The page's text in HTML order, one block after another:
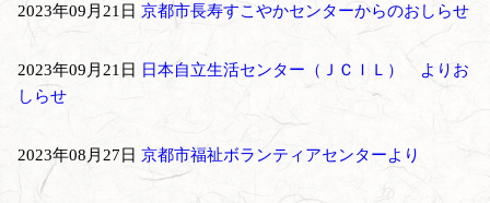
2023年09月21日 京都市長寿すこやかセンターからのおしらせ
2023年09月21日
日本自立生活センター（ＪＣＩＬ） よりお
しらせ
2023年08月27日 京都市福祉ボランティアセンターより